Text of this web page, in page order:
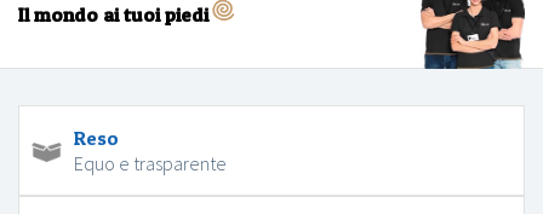
Il mondo ai tuoi piedi
Reso
Equo e trasparente